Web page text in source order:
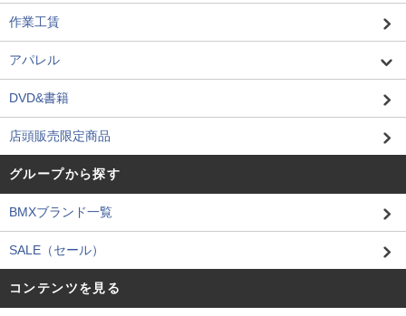
作業工賃
アパレル
DVD&書籍
店頭販売限定商品
グループから探す
BMXブランド一覧
SALE（セール）
コンテンツを見る